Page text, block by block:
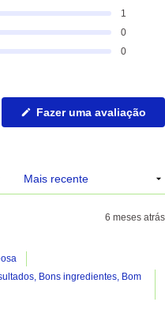
estrelas
1
0
0
Fazer uma avaliação
6 meses atrás
Bons ingredientes, Bom